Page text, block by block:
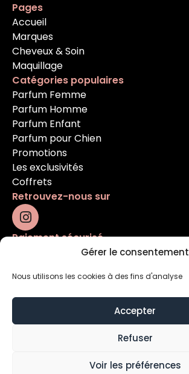
Gérer le consentement
Nous utilisons les cookies à des fins d'analyse
Accepter
Refuser
Voir les préférences
Pages
Accueil
Marques
Cheveux & Soin
Maquillage
Catégories populaires
Parfum Femme
Parfum Homme
Parfum Enfant
Parfum pour Chien
Promotions
Les exclusivités
Coffrets
Retrouvez-nous sur
Paiement sécurisé
Conditions générales